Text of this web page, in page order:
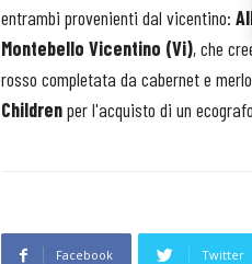
entrambi provenienti dal vicentino:
Montebello Vicentino (Vi), che
rosso completata da cabernet e
Childrenper l'acquisto di un
Facebook Twitter